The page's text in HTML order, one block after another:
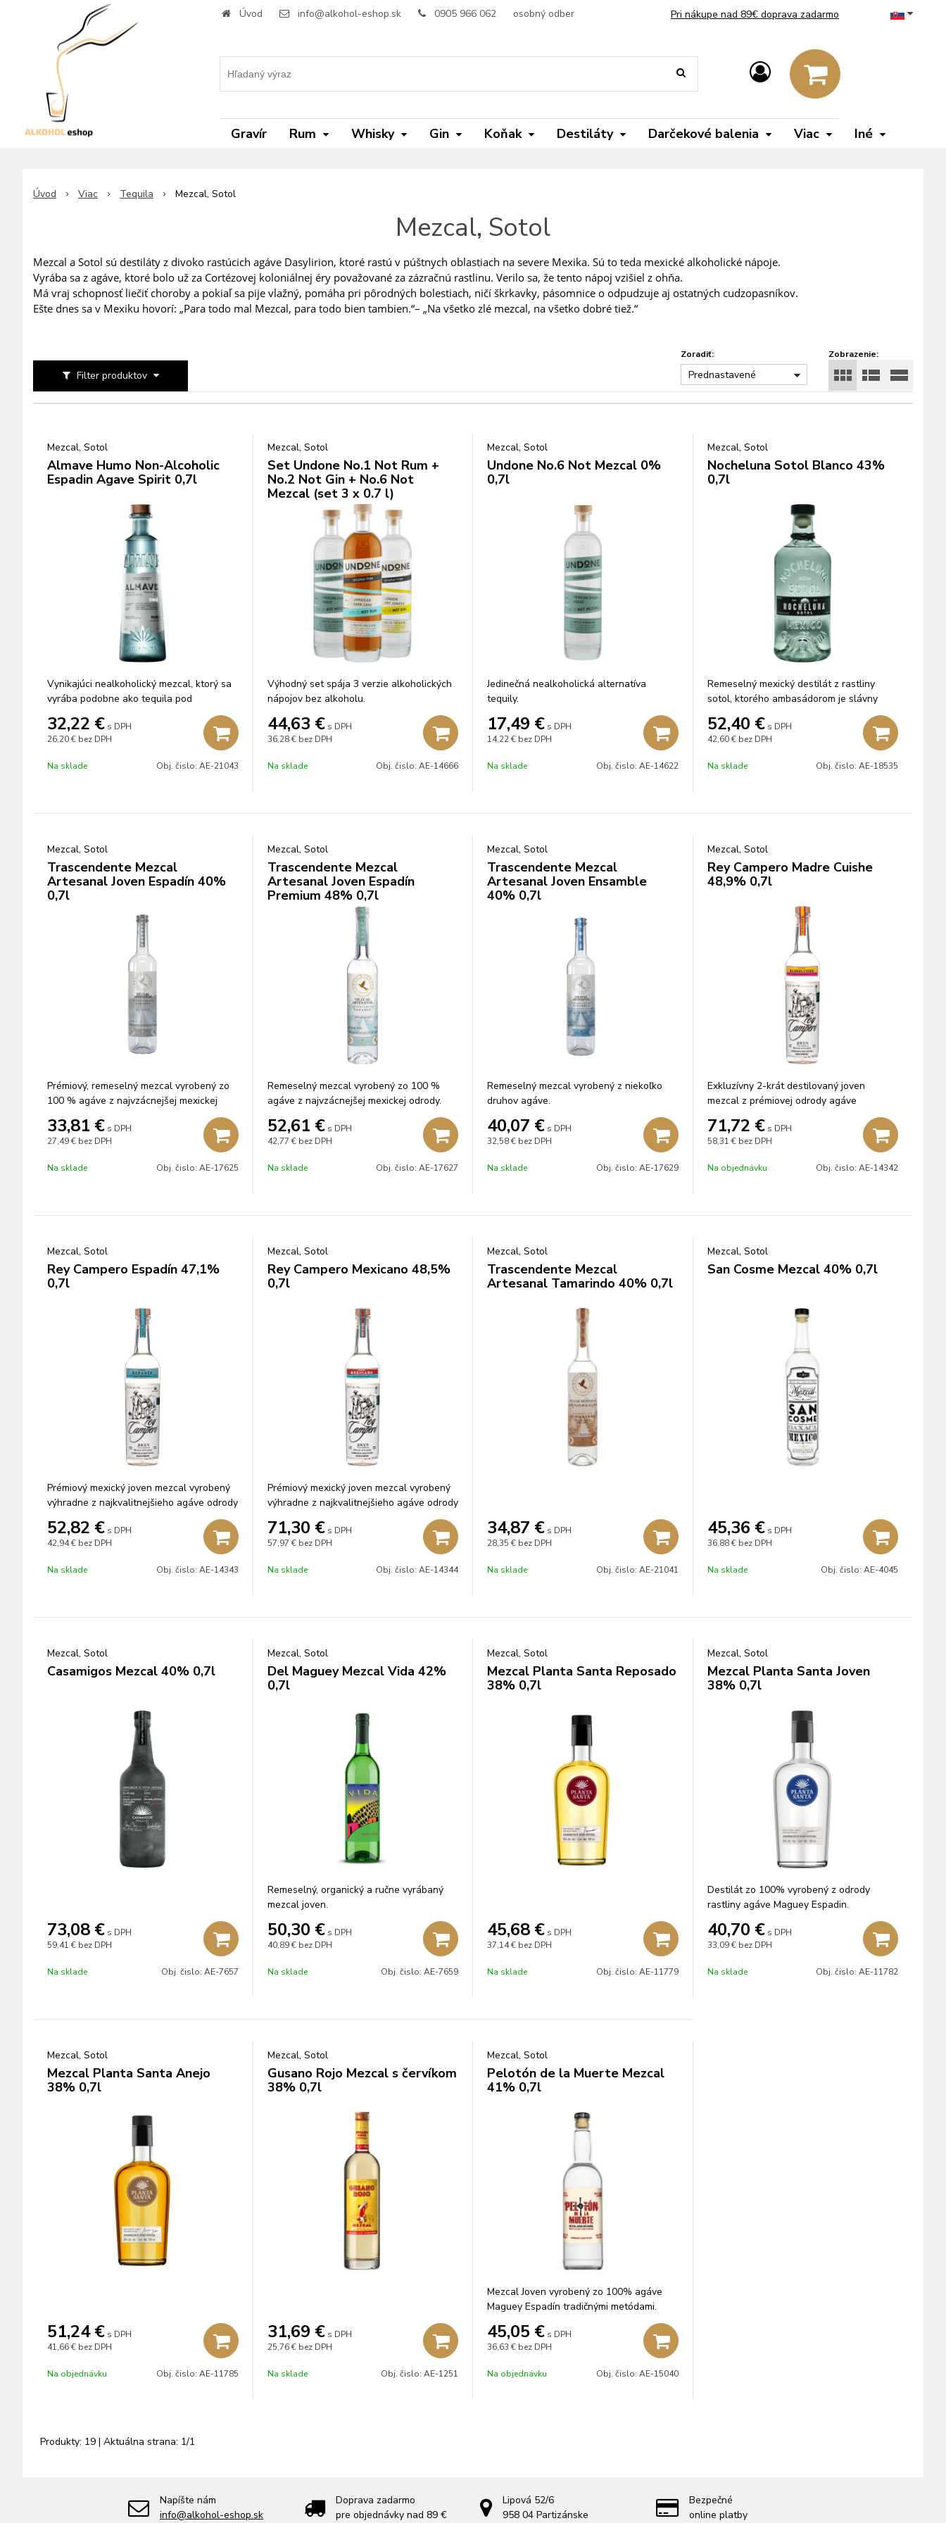
Úvod info@alkohol-eshop.sk 0905 966 062 osobný odber Pri nákupe nad 89€ doprava zadarmo
Gravír Rum Whisky Gin Koňak Destiláty Darčekové balenia Viac Iné
Úvod Viac Tequila Mezcal, Sotol
Mezcal, Sotol
Mezcal a Sotol sú destiláty z divoko rastúcich agáve Dasylirion, ktoré rastú v púštnych oblastiach na severe Mexika. Sú to teda mexické alkoholické nápoje.
Vyrába sa z agáve, ktoré bolo už za Cortézovej koloniálnej éry považované za zázračnú rastlinu. Verilo sa, že tento nápoj vzišiel z ohňa.
Má vraj schopnosť liečiť choroby a pokiaľ sa pije vlažný, pomáha pri pôrodných bolestiach, ničí škrkavky, pásomnice o odpudzuje aj ostatných cudzopasníkov.
Ešte dnes sa v Mexiku hovorí: „Para todo mal Mezcal, para todo bien tambien.“– „Na všetko zlé mezcal, na všetko dobré tiež.“
Filter produktov
Zobrazenie:
Zoradiť:
Prednastavené
Mezcal, Sotol
Almave Humo Non-Alcoholic
Espadin Agave Spirit 0,7l
Vynikajúci nealkoholický mezcal, ktorý sa
vyrába podobne ako tequila pod
Hamiltona.
32,22 € s DPH
26,20 € bez DPH
Na sklade Obj. čislo: AE-21043
Mezcal, Sotol
Set Undone No.1 Not Rum +
No.2 Not Gin + No.6 Not
Mezcal (set 3 x 0.7 l)
Výhodný set spája 3 verzie alkoholických
nápojov bez alkoholu.
44,63 € s DPH
36,28 € bez DPH
Na sklade Obj. čislo: AE-14666
Mezcal, Sotol
Undone No.6 Not Mezcal 0%
0,7l
Jedinečná nealkoholická alternatíva
tequily.
17,49 € s DPH
14,22 € bez DPH
Na sklade Obj. čislo: AE-14622
Mezcal, Sotol
Nocheluna Sotol Blanco 43%
0,7l
Remeselný mexický destilát z rastliny
sotol, ktorého ambasádorom je slávny
52,40 € s DPH
42,60 € bez DPH
Na sklade Obj. čislo: AE-18535
Mezcal, Sotol
Trascendente Mezcal
Artesanal Joven Espadín 40%
0,7l
Prémiový, remeselný mezcal vyrobený zo
100 % agáve z najvzácnejšej mexickej
33,81 € s DPH
27,49 € bez DPH
Na sklade Obj. čislo: AE-17625
Mezcal, Sotol
Trascendente Mezcal
Artesanal Joven Espadín
Premium 48% 0,7l
Remeselný mezcal vyrobený zo 100 %
agáve z najvzácnejšej mexickej odrody.
52,61 € s DPH
42,77 € bez DPH
Na sklade Obj. čislo: AE-17627
Mezcal, Sotol
Trascendente Mezcal
Artesanal Joven Ensamble
40% 0,7l
Remeselný mezcal vyrobený z niekoľko
druhov agáve.
40,07 € s DPH
32,58 € bez DPH
Na sklade Obj. čislo: AE-17629
Mezcal, Sotol
Rey Campero Madre Cuishe
48,9% 0,7l
Exkluzívny 2-krát destilovaný joven
mezcal z prémiovej odrody agáve
71,72 € s DPH
58,31 € bez DPH
Na objednávku Obj. čislo: AE-14342
Mezcal, Sotol
Rey Campero Espadín 47,1%
0,7l
Prémiový mexický joven mezcal vyrobený
výhradne z najkvalitnejšieho agáve odrody
52,82 € s DPH
42,94 € bez DPH
Na sklade Obj. čislo: AE-14343
Mezcal, Sotol
Rey Campero Mexicano 48,5%
0,7l
Prémiový mexický joven mezcal vyrobený
výhradne z najkvalitnejšieho agáve odrody
71,30 € s DPH
57,97 € bez DPH
Na sklade Obj. čislo: AE-14344
Mezcal, Sotol
Trascendente Mezcal
Artesanal Tamarindo 40% 0,7l
34,87 € s DPH
28,35 € bez DPH
Na sklade Obj. čislo: AE-21041
Mezcal, Sotol
San Cosme Mezcal 40% 0,7l
45,36 € s DPH
36,88 € bez DPH
Na sklade Obj. čislo: AE-4045
Mezcal, Sotol
Casamigos Mezcal 40% 0,7l
73,08 € s DPH
59,41 € bez DPH
Na sklade Obj. čislo: AE-7657
Mezcal, Sotol
Del Maguey Mezcal Vida 42%
0,7l
Remeselný, organický a ručne vyrábaný
mezcal joven.
50,30 € s DPH
40,89 € bez DPH
Na sklade Obj. čislo: AE-7659
Mezcal, Sotol
Mezcal Planta Santa Reposado
38% 0,7l
45,68 € s DPH
37,14 € bez DPH
Na sklade Obj. čislo: AE-11779
Mezcal, Sotol
Mezcal Planta Santa Joven
38% 0,7l
Destilát zo 100% vyrobený z odrody
rastliny agáve Maguey Espadin.
40,70 € s DPH
33,09 € bez DPH
Na sklade Obj. čislo: AE-11782
Mezcal, Sotol
Mezcal Planta Santa Anejo
38% 0,7l
51,24 € s DPH
41,66 € bez DPH
Na objednávku Obj. čislo: AE-11785
Mezcal, Sotol
Gusano Rojo Mezcal s červíkom
38% 0,7l
31,69 € s DPH
25,76 € bez DPH
Na sklade Obj. čislo: AE-1251
Mezcal, Sotol
Pelotón de la Muerte Mezcal
41% 0,7l
Mezcal Joven vyrobený zo 100% agáve
Maguey Espadín tradičnými metódami.
45,05 € s DPH
36,63 € bez DPH
Na objednávku Obj. čislo: AE-15040
Produkty: 19 | Aktuálna strana: 1/1
Napíšte nám
info@alkohol-eshop.sk
Doprava zadarmo
pre objednávky nad 89 €
Lipová 52/6
958 04 Partizánske
Bezpečné
online platby